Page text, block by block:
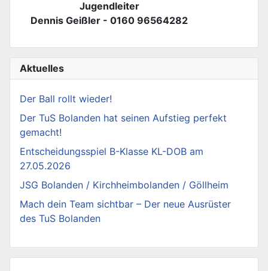
Jugendleiter
Dennis Geißler - 0160 96564282
Aktuelles
Der Ball rollt wieder!
Der TuS Bolanden hat seinen Aufstieg perfekt
gemacht!
Entscheidungsspiel B-Klasse KL-DOB am
27.05.2026
JSG Bolanden / Kirchheimbolanden / Göllheim
Mach dein Team sichtbar – Der neue Ausrüster
des TuS Bolanden